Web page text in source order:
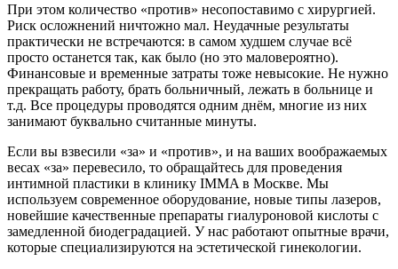
При этом количество «против» несопоставимо с хирургией.
Риск осложнений ничтожно мал. Неудачные результаты
практически не встречаются: в самом худшем случае всё
просто останется так, как было (но это маловероятно).
Финансовые и временные затраты тоже невысокие. Не нужно
прекращать работу, брать больничный, лежать в больнице и
т.д. Все процедуры проводятся одним днём, многие из них
занимают буквально считанные минуты.
Если вы взвесили «за» и «против», и на ваших воображаемых
весах «за» перевесило, то обращайтесь для проведения
интимной пластики в клинику IMMA в Москве. Мы
используем современное оборудование, новые типы лазеров,
новейшие качественные препараты гиалуроновой кислоты с
замедленной биодеградацией. У нас работают опытные врачи,
которые специализируются на эстетической гинекологии.